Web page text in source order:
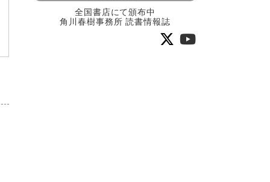
全国書店にて頒布中
角川春樹事務所 読書情報誌